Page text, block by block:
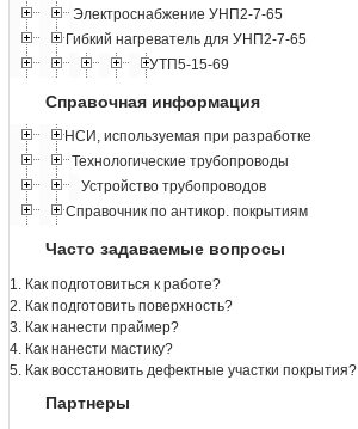
Электроснабжение УНП2-7-65
Гибкий нагреватель для УНП2-7-65
УТП5-15-69
Справочная информация
НСИ, используемая при разработке
Технологические трубопроводы
Устройство трубопроводов
Справочник по антикор. покрытиям
Часто задаваемые вопросы
1. Как подготовиться к работе?
2. Как подготовить поверхность?
3. Как нанести праймер?
4. Как нанести мастику?
5. Как восстановить дефектные участки покрытия?
Партнеры